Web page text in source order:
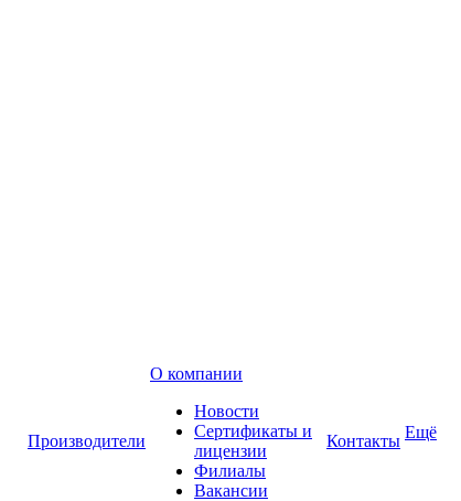
Производители
О компании
Новости
Сертификаты и
лицензии
Филиалы
Вакансии
Контакты Ещё